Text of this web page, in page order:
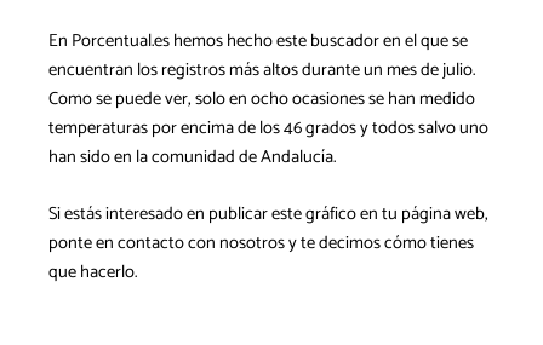
En Porcentual.es hemos hecho este buscador en el que se
encuentran los registros más altos durante un mes de julio.
Como se puede ver, solo en ocho ocasiones se han medido
temperaturas por encima de los 46 grados y todos salvo uno
han sido en la comunidad de Andalucía.
Si estás interesado en publicar este gráfico en tu página web,
ponte en contacto con nosotros y te decimos cómo tienes
que hacerlo.